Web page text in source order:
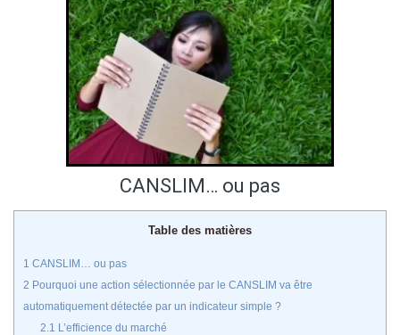
CANSLIM… ou pas
Table des matières
1 CANSLIM… ou pas
2 Pourquoi une action sélectionnée par le CANSLIM va être
automatiquement détectée par un indicateur simple ?
2.1 L’efficience du marché